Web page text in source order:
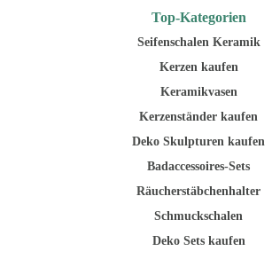
Top-Kategorien
Seifenschalen Keramik
Kerzen kaufen
Keramikvasen
Kerzenständer kaufen
Deko Skulpturen kaufen
Badaccessoires-Sets
Räucherstäbchenhalter
Schmuckschalen
Deko Sets kaufen